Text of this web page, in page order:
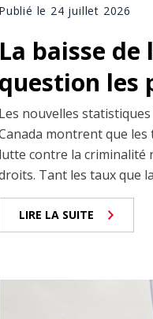
Publié le 24 juillet 2026
La baisse
question les
Les nouvelles
montrent que
lutte contre la criminalité
Tant les taux que
LIRE LA SUITE